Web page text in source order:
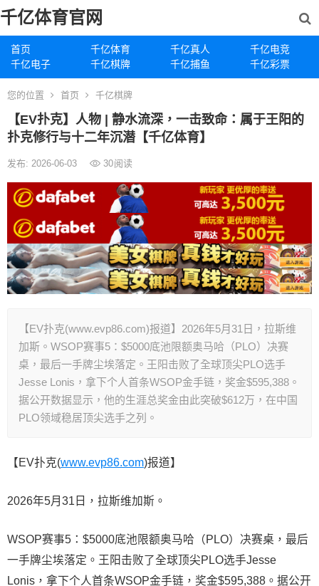
千亿体育官网
首页 千亿体育 千亿真人
千亿电竞
千亿电子
千亿棋牌 千亿捕鱼 千亿彩票
您的位置 首页 千亿棋牌
【EV扑克】人物 | 静水流深，一击致命：属于王阳的
扑克修行与十二年沉潜【千亿体育】
发布: 2026-06-03 30阅读
【EV扑克(www.evp86.com)报道】2026年5月31日，拉斯维
加斯。WSOP赛事5：$5000底池限额奥马哈（PLO）决赛
桌，最后一手牌尘埃落定。王阳击败了全球顶尖PLO选手
Jesse Lonis，拿下个人首条WSOP金手链，奖金$595,388。
据公开数据显示，他的生涯总奖金由此突破$612万，在中国
PLO领域稳居顶尖选手之列。
【EV扑克(www.evp86.com)报道】
2026年5月31日，拉斯维加斯。
WSOP赛事5：$5000底池限额奥马哈（PLO）决赛桌，最后
一手牌尘埃落定。王阳击败了全球顶尖PLO选手Jesse
Lonis，拿下个人首条WSOP金手链，奖金$595,388。据公开